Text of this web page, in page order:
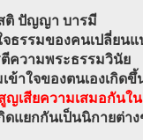
ติ ปัญญา บารมี
ธรรมของคนเปลี่ยนแ
ความพระธรรมวินัย
ข้าใจของตนเองเกิดขึ้
ญเสียความเสมอกันใ
ดแยกกันเป็นนิกายต่า